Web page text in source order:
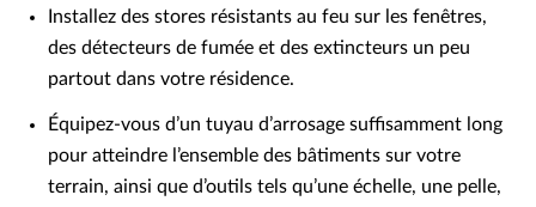
Installez des stores résistants au feu sur les fenêtres,
des détecteurs de fumée et des extincteurs un peu
partout dans votre résidence.
Équipez-vous d’un tuyau d’arrosage suffisamment long
pour atteindre l’ensemble des bâtiments sur votre
terrain, ainsi que d’outils tels qu’une échelle, une pelle,